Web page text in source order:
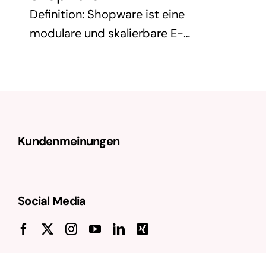
Blog
Definition: Shopware ist eine
modulare und skalierbare E-
Deutschland entwickelt, ist Shopware
Kundenmeinungen
Social Media